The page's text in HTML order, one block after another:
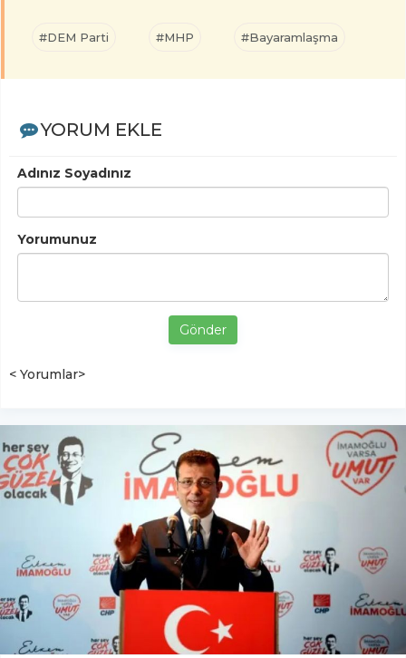
#DEM Parti #MHP #Bayaramlaşma
YORUM EKLE
Adınız Soyadınız
Yorumunuz
Gönder
< Yorumlar>